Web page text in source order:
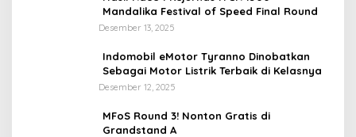
Mandalika Festival of Speed Final Round
Desember 13, 2025
Indomobil eMotor Tyranno Dinobatkan
Sebagai Motor Listrik Terbaik di Kelasnya
Desember 12, 2025
MFoS Round 3! Nonton Gratis di
Grandstand A